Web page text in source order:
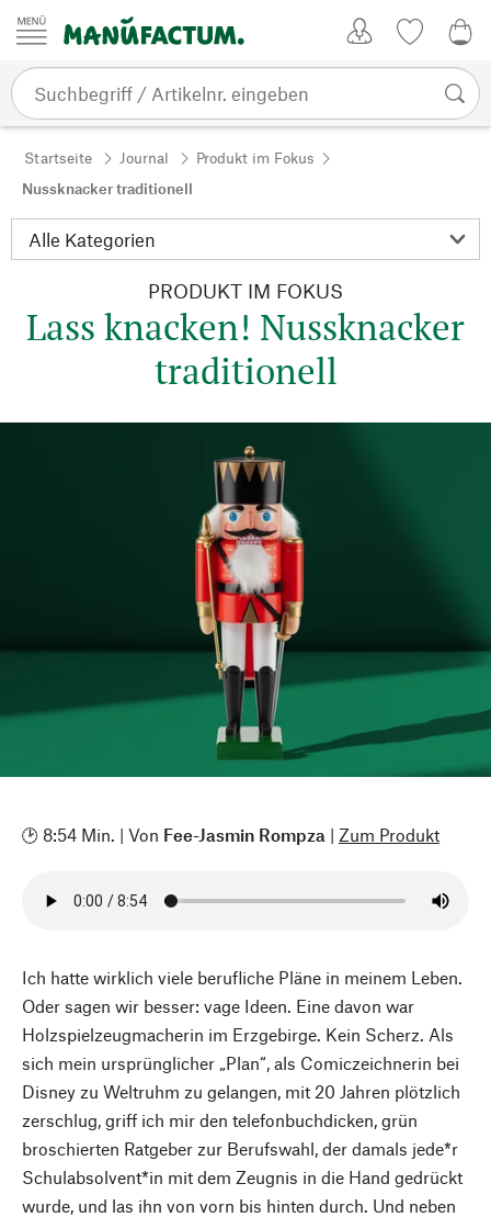
Zum Inhalt springen
Startseite Journal
Produkt im Fokus
Nussknacker traditionell
PRODUKT IM FOKUS
Lass knacken! Nussknacker
traditionell
🕑 8:54 Min. | Von Fee-Jasmin Rompza | Zum Produkt
Ich hatte wirklich viele berufliche Pläne in meinem Leben.
Oder sagen wir besser: vage Ideen. Eine davon war
Holzspielzeugmacherin im Erzgebirge. Kein Scherz. Als
sich mein ursprünglicher „Plan“, als Comiczeichnerin bei
Disney zu Weltruhm zu gelangen, mit 20 Jahren plötzlich
zerschlug, griff ich mir den telefonbuchdicken, grün
broschierten Ratgeber zur Berufswahl, der damals jede*r
Schulabsolvent*in mit dem Zeugnis in die Hand gedrückt
wurde, und las ihn von vorn bis hinten durch. Und neben